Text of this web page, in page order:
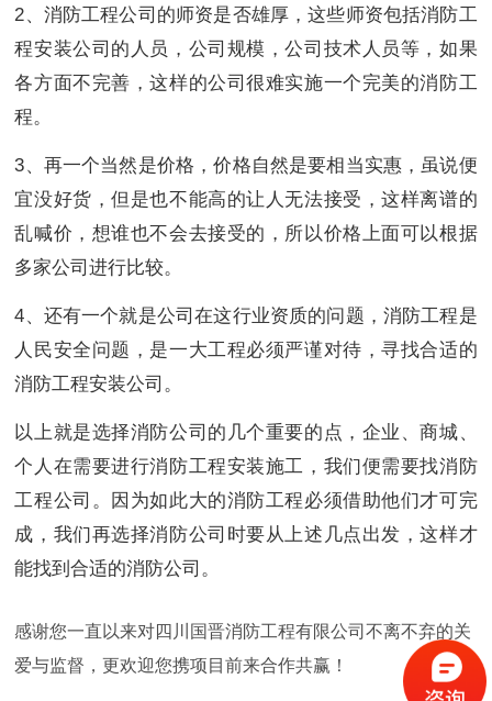
2、消防工程公司的师资是否雄厚，这些师资包括消防工
程安装公司的人员，公司规模，公司技术人员等，如果
各方面不完善，这样的公司很难实施一个完美的消防工
程。
3、再一个当然是价格，价格自然是要相当实惠，虽说便
宜没好货，但是也不能高的让人无法接受，这样离谱的
乱喊价，想谁也不会去接受的，所以价格上面可以根据
多家公司进行比较。
4、还有一个就是公司在这行业资质的问题，消防工程是
人民安全问题，是一大工程必须严谨对待，寻找合适的
消防工程安装公司。
以上就是选择消防公司的几个重要的点，企业、商城、
个人在需要进行消防工程安装施工，我们便需要找消防
工程公司。因为如此大的消防工程必须借助他们才可完
成，我们再选择消防公司时要从上述几点出发，这样才
能找到合适的消防公司。
感谢您一直以来对四川国晋消防工程有限公司不离不弃的关
爱与监督，更欢迎您携项目前来合作共赢！